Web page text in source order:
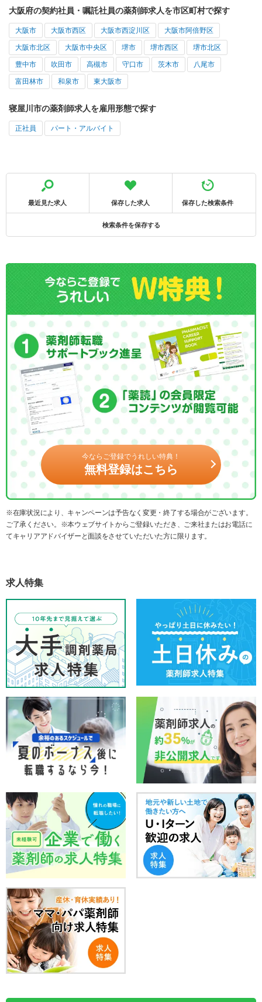
大阪府の契約社員・嘱託社員の薬剤師求人を市区町村で探す
大阪市 大阪市西区 大阪市西淀川区 大阪市阿倍野区
大阪市北区 大阪市中央区 堺市 堺市西区 堺市北区
豊中市 吹田市 高槻市 守口市 茨木市 八尾市
富田林市 和泉市 東大阪市
寝屋川市の薬剤師求人を雇用形態で探す
正社員 パート・アルバイト
最近見た求人 保存した求人 保存した検索条件
検索条件を保存する
今ならご登録でうれしい特典！
無料登録はこちら
※在庫状況により、キャンペーンは予告なく変更・終了する場合がございます。
ご了承ください。※本ウェブサイトからご登録いただき、ご来社またはお電話に
てキャリアアドバイザーと面談をさせていただいた方に限ります。
求人特集